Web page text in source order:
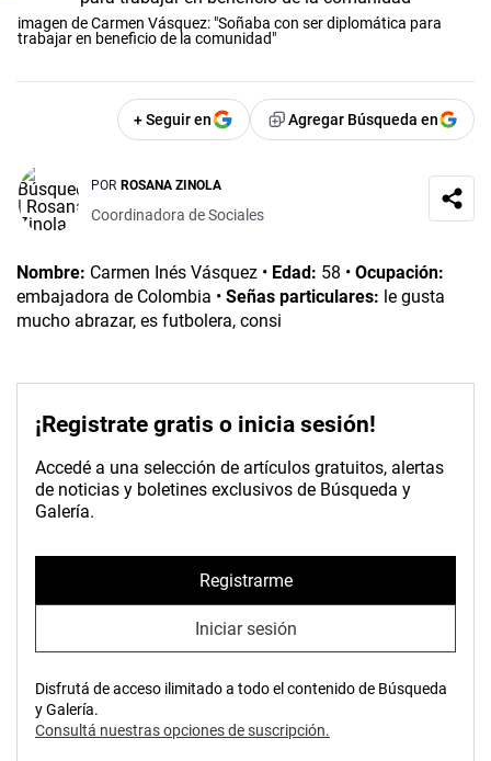
imagen de Carmen Vásquez: "Soñaba con ser diplomática para
trabajar en beneficio de la comunidad"
+ Seguir en Agregar Búsqueda en
POR ROSANA ZINOLA
Coordinadora de Sociales
Nombre: Carmen Inés Vásquez • Edad: 58 • Ocupación:
embajadora de Colombia • Señas particulares: le gusta
mucho abrazar, es futbolera, consi
¡Registrate gratis o inicia sesión!
Accedé a una selección de artículos gratuitos, alertas
de noticias y boletines exclusivos de Búsqueda y
Galería.
Registrarme
Iniciar sesión
Disfrutá de acceso ilimitado a todo el contenido de Búsqueda
y Galería.
Consultá nuestras opciones de suscripción.